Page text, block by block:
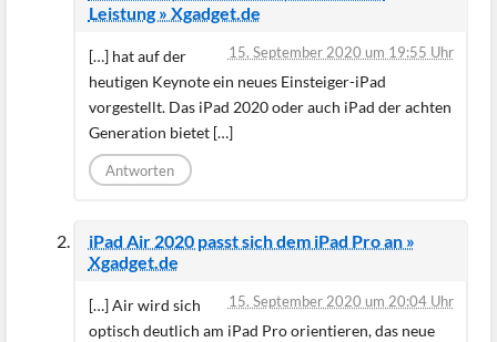
Leistung » Xgadget.de
15. September 2020 um 19:55 Uhr
[…] hat auf der
heutigen Keynote ein neues Einsteiger-iPad
vorgestellt. Das iPad 2020 oder auch iPad der achten
Generation bietet […]
Antworten
iPad Air 2020 passt sich dem iPad Pro an »
Xgadget.de
15. September 2020 um 20:04 Uhr
[…] Air wird sich
optisch deutlich am iPad Pro orientieren, das neue